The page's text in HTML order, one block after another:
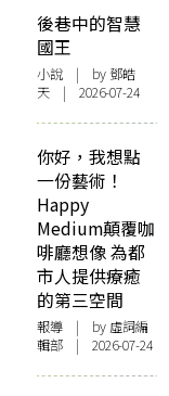
後巷中的智慧
國王
小說 | by 鄧皓
天 | 2026-07-24
你好，我想點
一份藝術！
Happy
Medium顛覆咖
啡廳想像 為都
市人提供療癒
的第三空間
報導 | by 虛詞編
輯部 | 2026-07-24